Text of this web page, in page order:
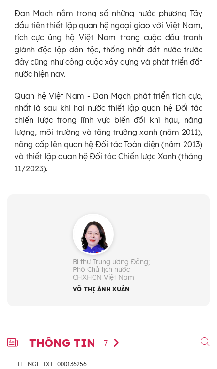
Đan Mạch nằm trong số những nước phương Tây
đầu tiên thiết lập quan hệ ngoại giao với Việt Nam,
tích cực ủng hộ Việt Nam trong cuộc đấu tranh
giành độc lập dân tộc, thống nhất đất nước trước
đây cũng như công cuộc xây dựng và phát triển đất
nước hiện nay.
Quan hệ Việt Nam - Đan Mạch phát triển tích cực,
nhất là sau khi hai nước thiết lập quan hệ Đối tác
chiến lược trong lĩnh vực biến đổi khí hậu, năng
lượng, môi trường và tăng trưởng xanh (năm 2011),
nâng cấp lên quan hệ Đối tác Toàn diện (năm 2013)
và thiết lập quan hệ Đối tác Chiến lược Xanh (tháng
11/2023).
Bí thư Trung ương Đảng;
Phó Chủ tịch nước
CHXHCN Việt Nam
VÕ THỊ ÁNH XUÂN
THÔNG TIN 7
TL_NGI_TXT_000136256